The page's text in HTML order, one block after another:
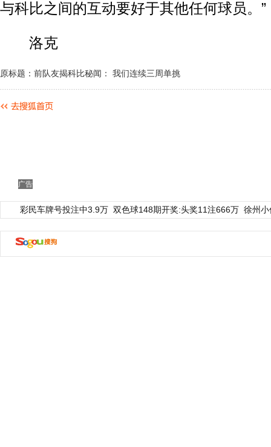
与科比之间的互动要好于其他任何球员。”
洛克
原标题：前队友揭科比秘闻： 我们连续三周单挑
广告
彩民车牌号投注中3.9万 双色球148期开奖:头奖11注666万 徐州